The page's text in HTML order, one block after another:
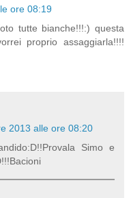
ore 08:19
tutte bianche!!!:) questa
proprio assaggiarla!!!!
2013 alle ore 08:20
Simo e